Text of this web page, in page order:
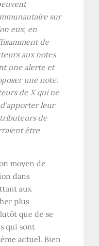
sur
eux, en
de
aux notes
une alerte et
une note.
de X qui ne
leur
de
être
moyen de
dans
aux
plus
que de se
qui sont
actuel. Bien